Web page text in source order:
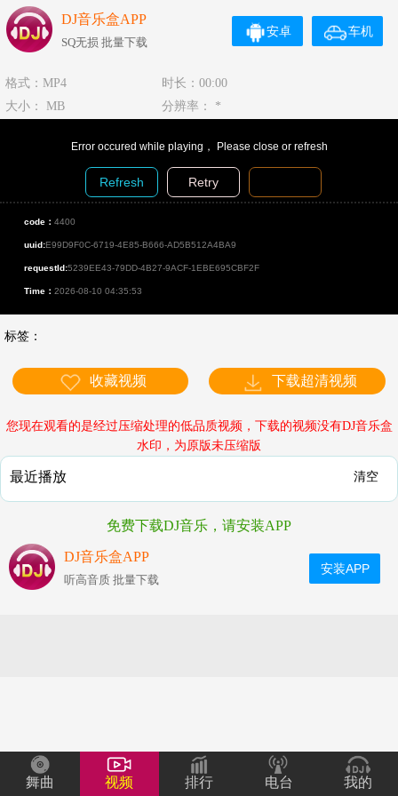
舞曲 视频 排行 电台 我的
DJ音乐盒APP
SQ无损 批量下载
车机
安卓
格式：MP4
时长：00:00
大小： MB
分辨率： *
Error occured while playing， Please close or refresh
Refresh Retry
code：4400
uuid:E99D9F0C-6719-4E85-B666-AD5B512A4BA9
requestId:5239EE43-79DD-4B27-9ACF-1EBE695CBF2F
Time：2026-08-10 04:35:53
标签：
收藏视频 下载超清视频
您现在观看的是经过压缩处理的低品质视频，下载的视频没有DJ音乐盒
水印，为原版未压缩版
最近播放 清空
免费下载DJ音乐，请安装APP
DJ音乐盒APP
听高音质 批量下载
安装APP